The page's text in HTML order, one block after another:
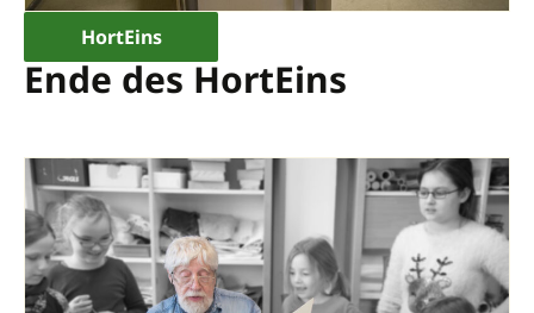
HortEins
Ende des HortEins